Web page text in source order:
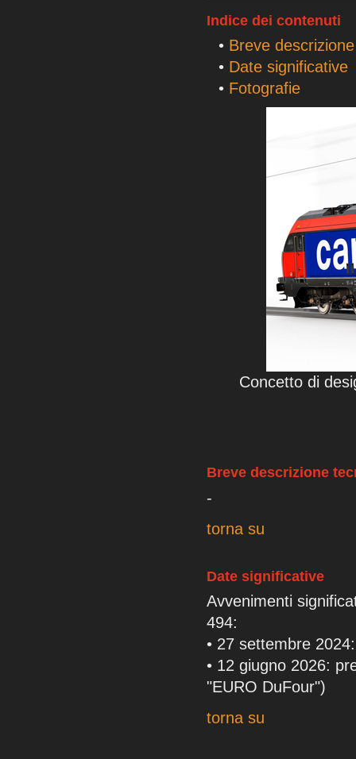
Indice dei contenuti
• Breve descrizione
• Date significative
• Fotografie
Concetto di
Breve descrizione
-
torna su
Date significative
Avvenimenti
494:
• 27 settembre
• 12 giugno 2026:
"EURO DuFour")
torna su